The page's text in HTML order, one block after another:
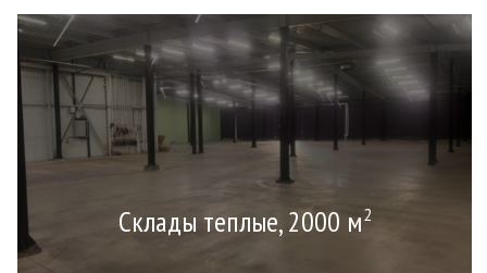
Склады теплые, 2000 м2